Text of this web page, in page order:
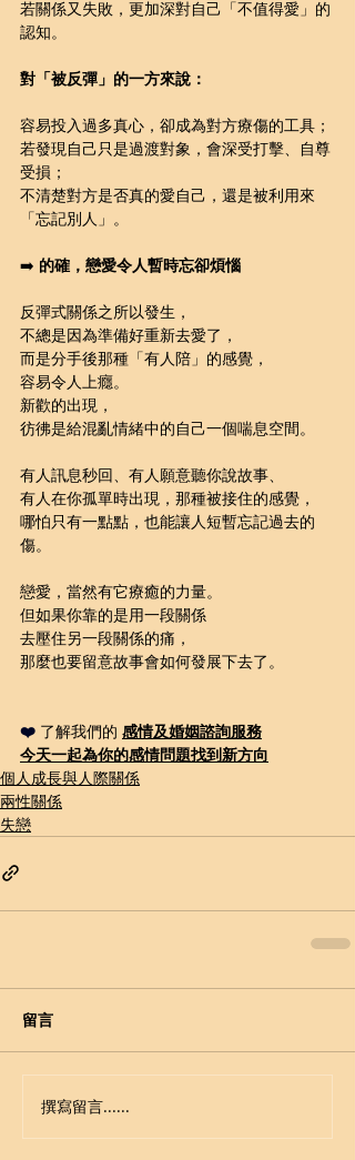
若關係又失敗，更加深對自己「不值得愛」的
認知。
對「被反彈」的一方來說：
容易投入過多真心，卻成為對方療傷的工具；
若發現自己只是過渡對象，會深受打擊、自尊
受損；
不清楚對方是否真的愛自己，還是被利用來
「忘記別人」。
➡️ 的確，戀愛令人暫時忘卻煩惱
反彈式關係之所以發生，
不總是因為準備好重新去愛了，
而是分手後那種「有人陪」的感覺，
容易令人上癮。
新歡的出現，
彷彿是給混亂情緒中的自己一個喘息空間。
有人訊息秒回、有人願意聽你說故事、
有人在你孤單時出現，那種被接住的感覺，
哪怕只有一點點，也能讓人短暫忘記過去的
傷。
戀愛，當然有它療癒的力量。
但如果你靠的是用一段關係
去壓住另一段關係的痛，
那麼也要留意故事會如何發展下去了。
❤️ 了解我們的 感情及婚姻諮詢服務
今天一起為你的感情問題找到新方向
個人成長與人際關係
兩性關係
失戀
留言
撰寫留言......